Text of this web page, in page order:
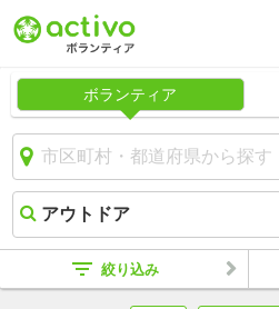
ボランティア
filter_list 絞り込み